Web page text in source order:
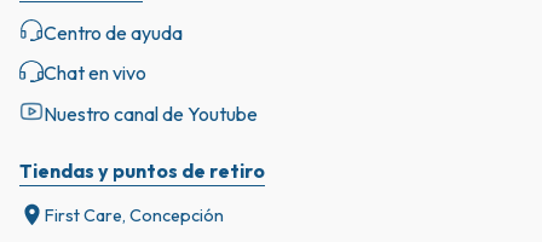
Tiendas y puntos de retiro
First Care, Concepción
Centro de ayuda
Chat en vivo
Nuestro canal de Youtube